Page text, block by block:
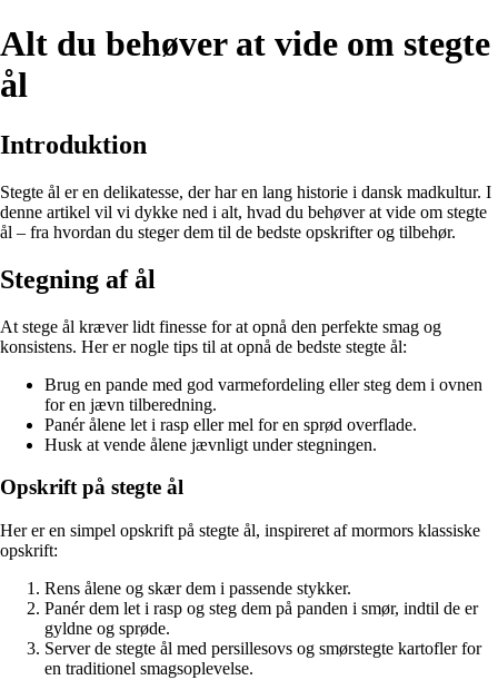
Alt du behøver at vide om stegte
ål
Introduktion
Stegte ål er en delikatesse, der har en lang historie i dansk madkultur. I
denne artikel vil vi dykke ned i alt, hvad du behøver at vide om stegte
ål – fra hvordan du steger dem til de bedste opskrifter og tilbehør.
Stegning af ål
At stege ål kræver lidt finesse for at opnå den perfekte smag og
konsistens. Her er nogle tips til at opnå de bedste stegte ål:
Brug en pande med god varmefordeling eller steg dem i ovnen
for en jævn tilberedning.
Panér ålene let i rasp eller mel for en sprød overflade.
Husk at vende ålene jævnligt under stegningen.
Opskrift på stegte ål
Her er en simpel opskrift på stegte ål, inspireret af mormors klassiske
opskrift:
Rens ålene og skær dem i passende stykker.
Panér dem let i rasp og steg dem på panden i smør, indtil de er
gyldne og sprøde.
Server de stegte ål med persillesovs og smørstegte kartofler for
en traditionel smagsoplevelse.